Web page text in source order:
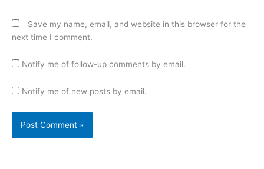
Save my name, email, and website in this browser for the
next time I comment.
Notify me of follow-up comments by email.
Notify me of new posts by email.